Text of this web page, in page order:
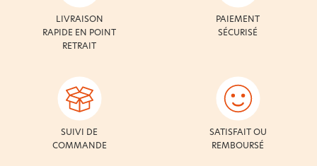
LIVRAISON
RAPIDE EN POINT
RETRAIT
PAIEMENT
SÉCURISÉ
SUIVI DE
COMMANDE
SATISFAIT OU
REMBOURSÉ